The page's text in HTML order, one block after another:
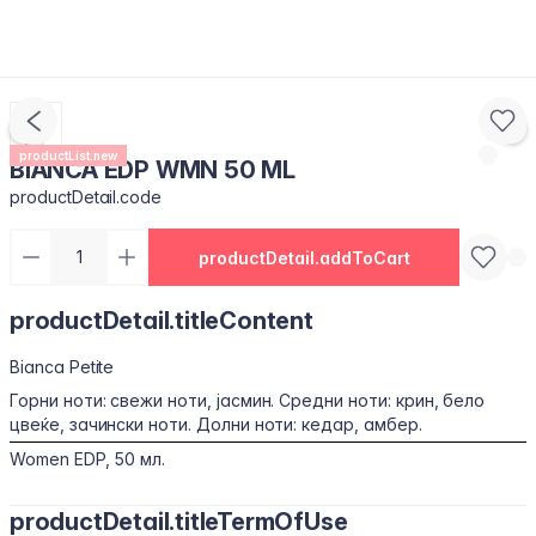
productList.new
BIANCA EDP WMN 50 ML
productDetail.code
productDetail.addToCart
productDetail.titleContent
Bianca Petite
Горни ноти: свежи ноти, јасмин. Средни ноти: крин, бело
цвеќе, зачински ноти. Долни ноти: кедар, амбер.
Women EDP, 50 мл.
productDetail.titleTermOfUse